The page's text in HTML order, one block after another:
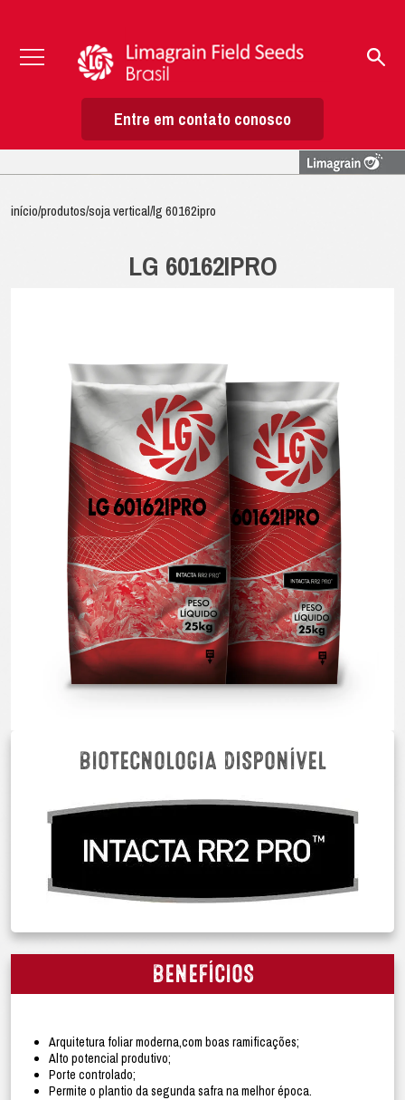
Entre em contato conosco
início/produtos/soja vertical/lg 60162ipro
LG 60162IPRO
BIOTECNOLOGIA DISPONÍVEL
BENEFÍCIOS
Arquitetura foliar moderna,com boas ramificações;
Alto potencial produtivo;
Porte controlado;
Permite o plantio da segunda safra na melhor época.